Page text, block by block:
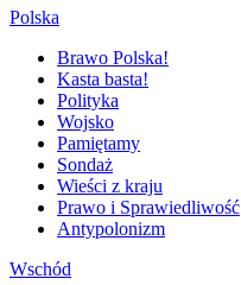
Polska
Brawo Polska!
Kasta basta!
Polityka
Wojsko
Pamiętamy
Sondaż
Wieści z kraju
Prawo i Sprawiedliwość
Antypolonizm
Wschód